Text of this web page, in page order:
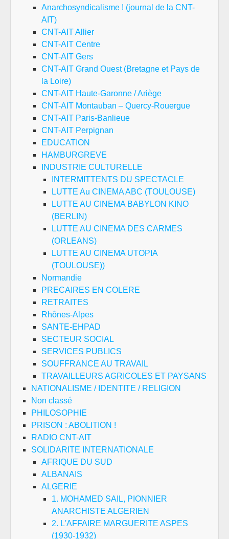
Anarchosyndicalisme ! (journal de la CNT-
AIT)
CNT-AIT Allier
CNT-AIT Centre
CNT-AIT Gers
CNT-AIT Grand Ouest (Bretagne et Pays de
la Loire)
CNT-AIT Haute-Garonne / Ariège
CNT-AIT Montauban – Quercy-Rouergue
CNT-AIT Paris-Banlieue
CNT-AIT Perpignan
EDUCATION
HAMBURGREVE
INDUSTRIE CULTURELLE
INTERMITTENTS DU SPECTACLE
LUTTE Au CINEMA ABC (TOULOUSE)
LUTTE AU CINEMA BABYLON KINO
(BERLIN)
LUTTE AU CINEMA DES CARMES
(ORLEANS)
LUTTE AU CINEMA UTOPIA
(TOULOUSE))
Normandie
PRECAIRES EN COLERE
RETRAITES
Rhônes-Alpes
SANTE-EHPAD
SECTEUR SOCIAL
SERVICES PUBLICS
SOUFFRANCE AU TRAVAIL
TRAVAILLEURS AGRICOLES ET PAYSANS
NATIONALISME / IDENTITE / RELIGION
Non classé
PHILOSOPHIE
PRISON : ABOLITION !
RADIO CNT-AIT
SOLIDARITE INTERNATIONALE
AFRIQUE DU SUD
ALBANAIS
ALGERIE
1. MOHAMED SAIL, PIONNIER
ANARCHISTE ALGERIEN
2. L'AFFAIRE MARGUERITE ASPES
(1930-1932)